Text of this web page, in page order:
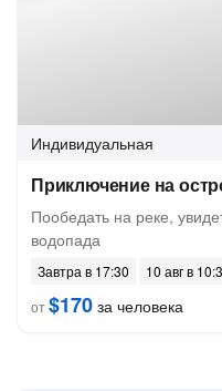
Индивидуальная
Приключение на
Пообедать на реке,
водопада
Завтра в 17:30
10 авг в
от$170 за человека